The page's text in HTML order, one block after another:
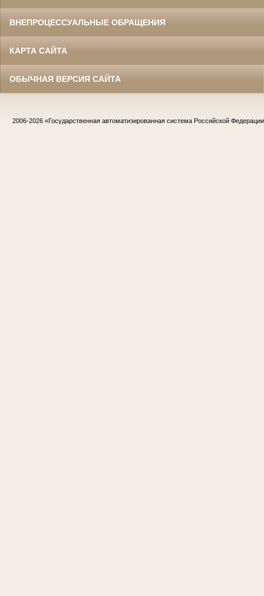
ВНЕПРОЦЕССУАЛЬНЫЕ ОБРАЩЕНИЯ
КАРТА САЙТА
ОБЫЧНАЯ ВЕРСИЯ САЙТА
2006-2026 «Государственная автоматизированная система Российской